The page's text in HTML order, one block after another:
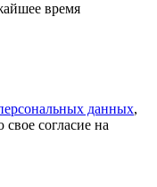
время
данных,
свое согласие на